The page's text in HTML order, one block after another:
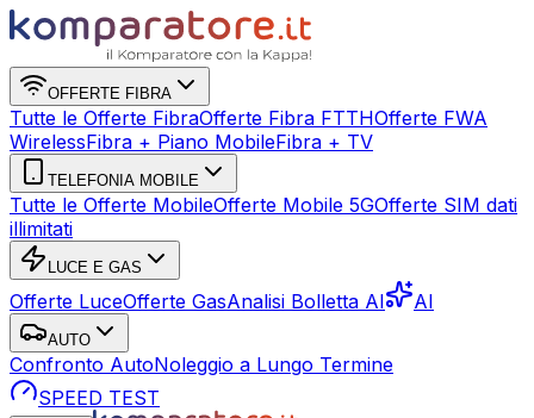
OFFERTE FIBRA
Tutte le Offerte FibraOfferte Fibra FTTHOfferte FWA
WirelessFibra + Piano MobileFibra + TV
TELEFONIA MOBILE
Tutte le Offerte MobileOfferte Mobile 5GOfferte SIM dati
illimitati
LUCE E GAS
Offerte LuceOfferte GasAnalisi Bolletta AI AI
AUTO
Confronto AutoNoleggio a Lungo Termine
SPEED TEST